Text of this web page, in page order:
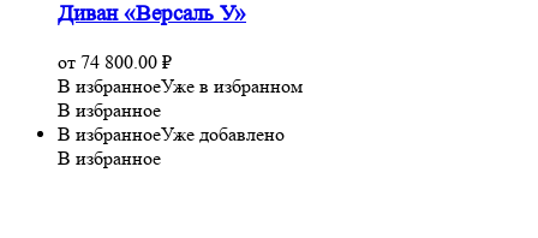
Диван «Версаль У»
от 74 800.00 ₽
В избранноеУже в избранном
В избранное
В избранноеУже добавлено
В избранное